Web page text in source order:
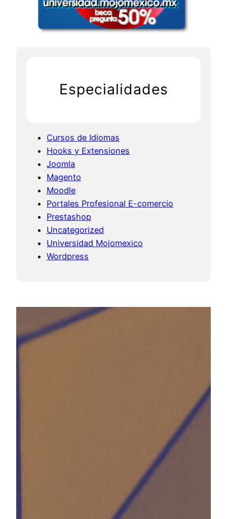
s
P
r
s
p
o
b
i
Especialidades
Cursos de Idiomas
Hooks y Extensiones
Joomla
Magento
Moodle
Portales Profesional E-comercio
Prestashop
Uncategorized
Universidad Mojomexico
Wordpress